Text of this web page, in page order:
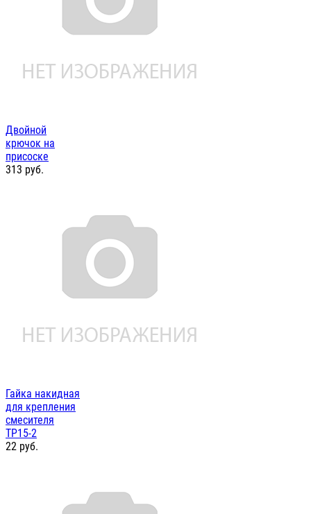
Двойной
крючок на
присоске
313 руб.
Гайка накидная
для крепления
смесителя
ТР15-2
22 руб.